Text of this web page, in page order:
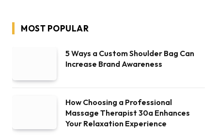
MOST POPULAR
5 Ways a Custom Shoulder Bag Can
Increase Brand Awareness
How Choosing a Professional
Massage Therapist 30a Enhances
Your Relaxation Experience